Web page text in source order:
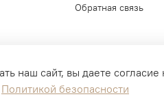
Обратная связь
"Снабторг". All Rights Reserved.
наш сайт, вы даете
Политикой безопасности